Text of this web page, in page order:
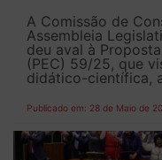
A Comissão de
Assembleia
deu aval à
(PEC) 59/25, que
didático-científica,
Publicado em: 28 de Maio de